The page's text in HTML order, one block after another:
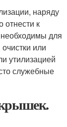
наряду
к
для
или
утилизацией
служебные